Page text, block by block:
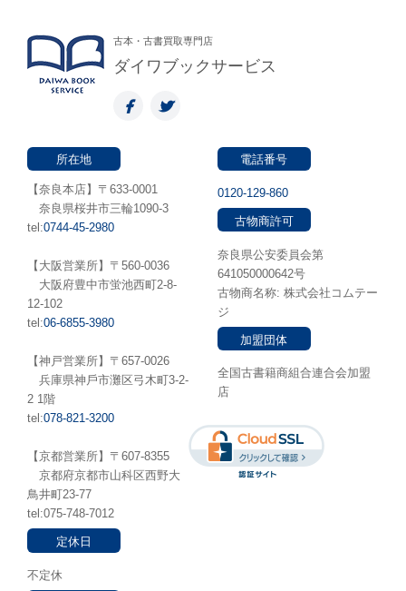
古本・古書買取専門店
ダイワブックサービス
所在地
【奈良本店】〒633-0001
奈良県桜井市三輪1090-3
tel:0744-45-2980
【大阪営業所】〒560-0036
⼤阪府豊中市蛍池⻄町2-8-
12-102
tel:06-6855-3980
【神戸営業所】〒657-0026
兵庫県神⼾市灘区弓木町3-2-
2 1階
tel:078-821-3200
【京都営業所】〒607-8355
京都府京都市山科区西野大
鳥井町23-77
tel:075-748-7012
定休日
不定休
電話番号
0120-129-860
古物商許可
奈良県公安委員会第
641050000642号
古物商名称: 株式会社コムテー
ジ
加盟団体
全国古書籍商組合連合会加盟
店